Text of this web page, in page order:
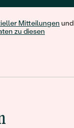
Mitteilungen und
zu diesen